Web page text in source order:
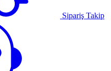
Sipariş Takip